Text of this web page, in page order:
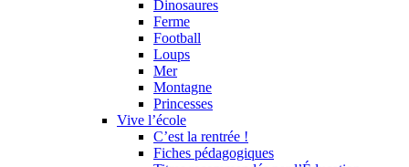
Dinosaures
Ferme
Football
Loups
Mer
Montagne
Princesses
Vive l’école
C’est la rentrée !
Fiches pédagogiques